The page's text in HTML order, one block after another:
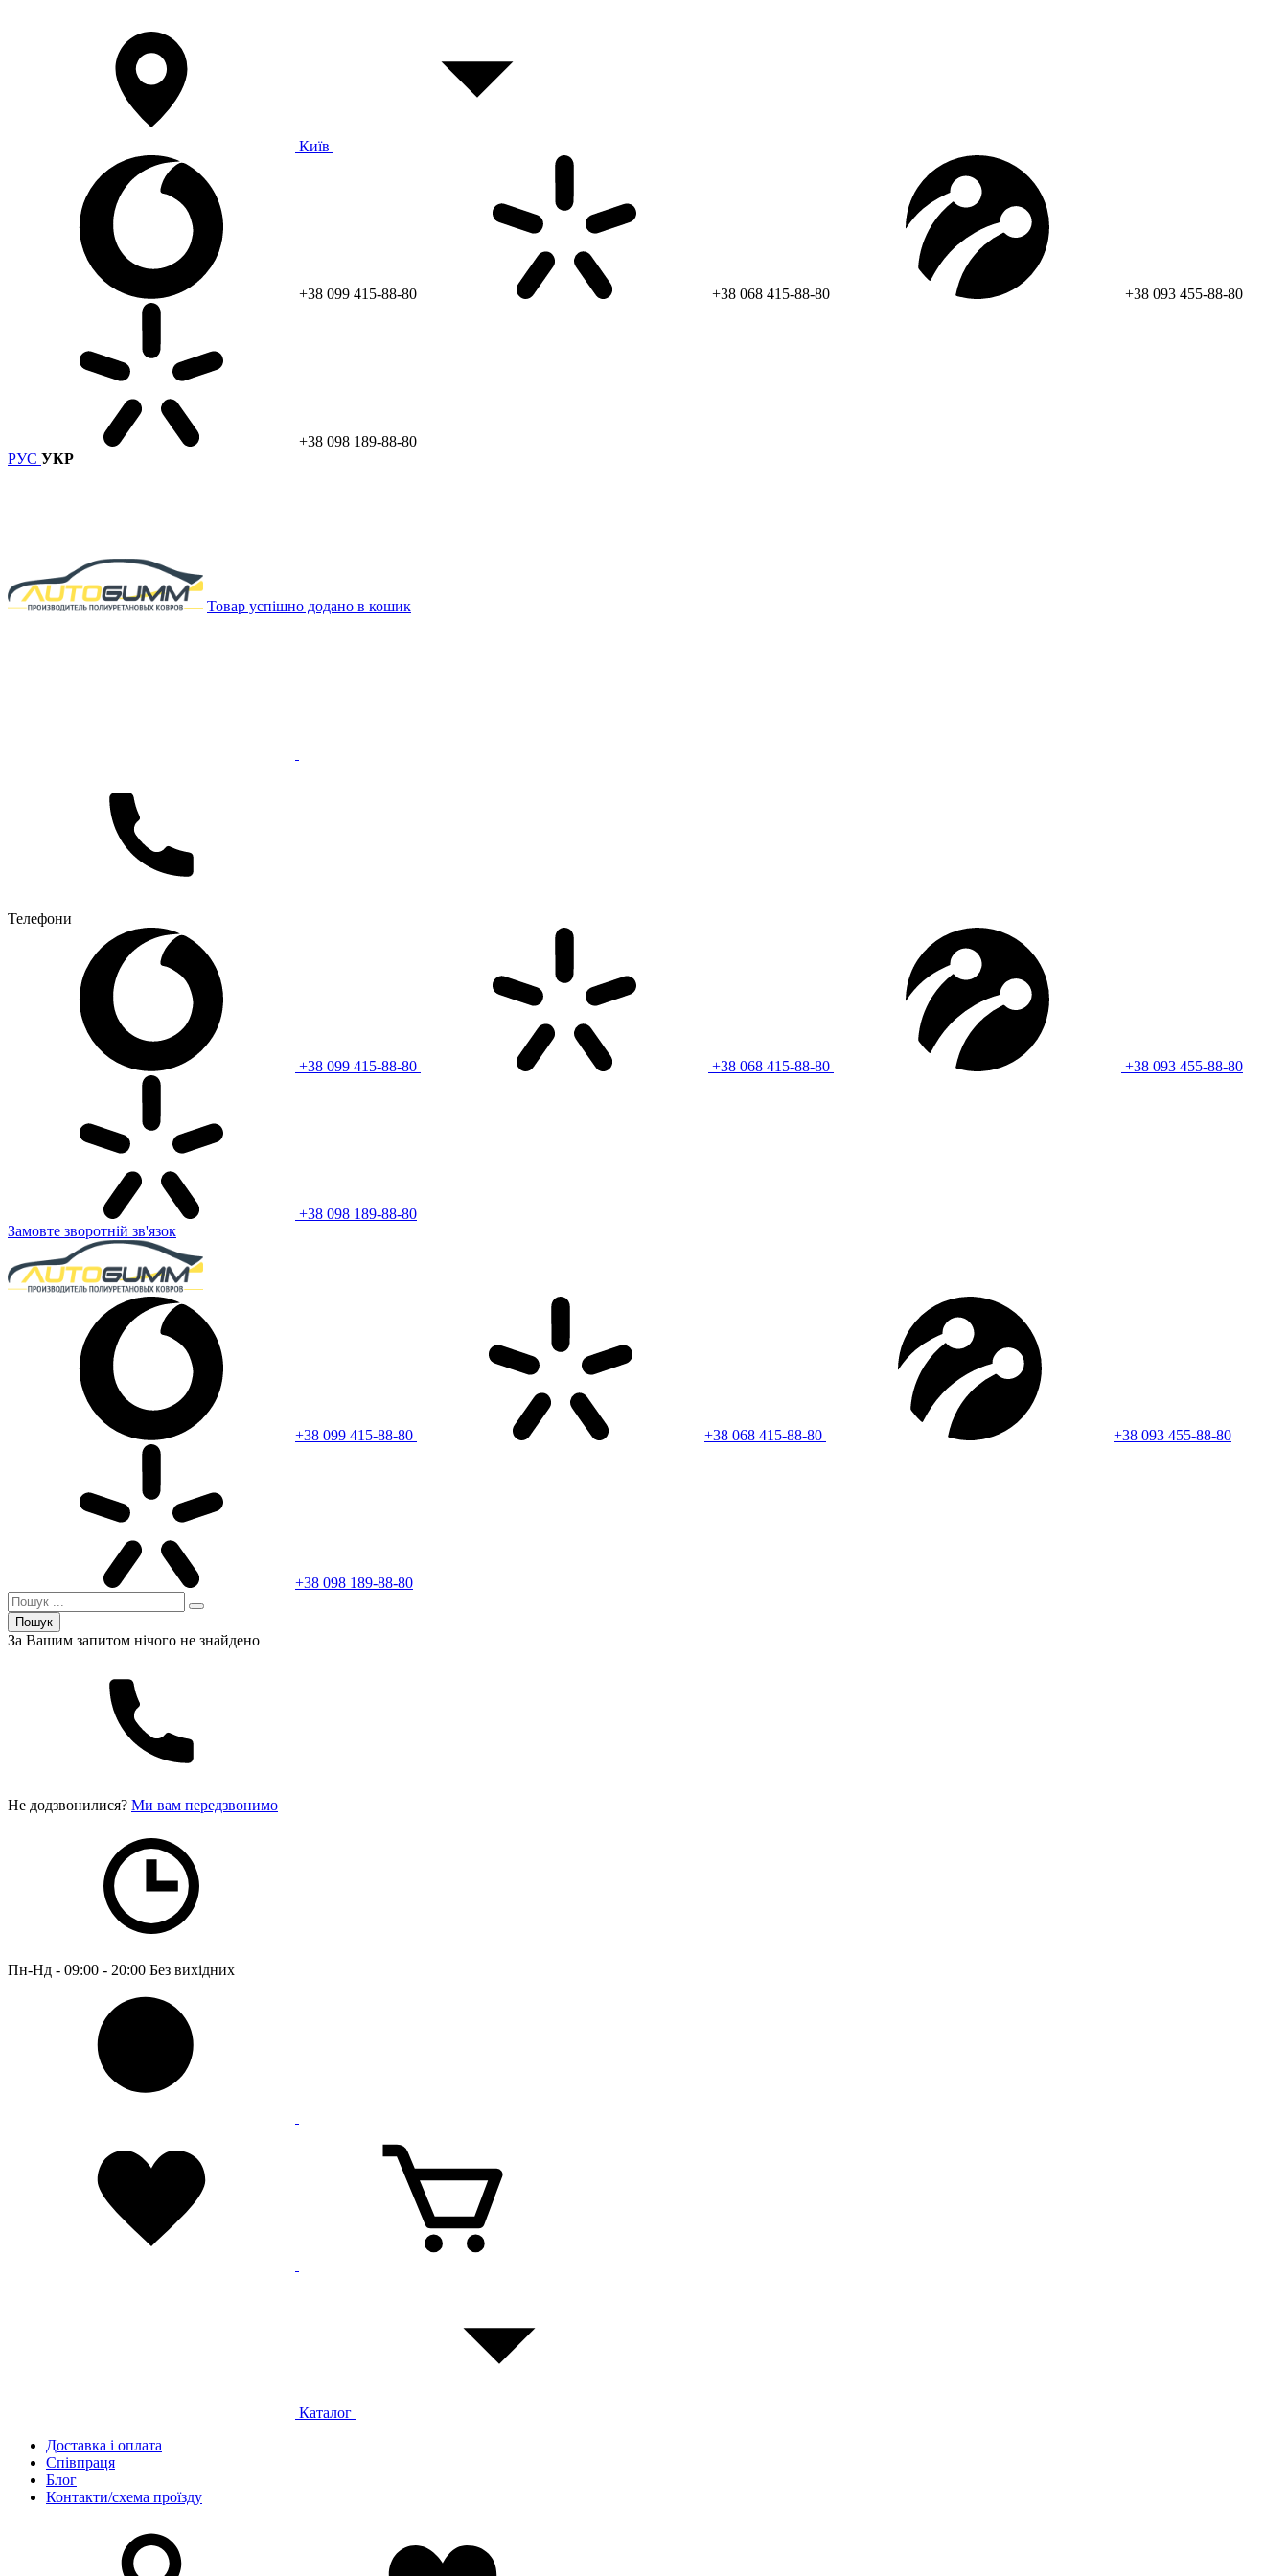
Київ
+38 099 415-88-80 +38 068 415-88-80 +38 093 455-88-80
+38 098 189-88-80
РУС УКР
Товар успішно додано в кошик
Телефони
+38 099 415-88-80 +38 068 415-88-80 +38 093 455-88-80
+38 098 189-88-80
Замовте зворотній зв'язок
+38 099 415-88-80 +38 068 415-88-80 +38 093 455-88-80
+38 098 189-88-80
Пошук
За Вашим запитом нічого не знайдено
Не додзвонилися? Ми вам передзвонимо
Пн-Нд - 09:00 - 20:00 Без вихідних
Каталог
Доставка і оплата
Співпраця
Блог
Контакти/схема проїзду